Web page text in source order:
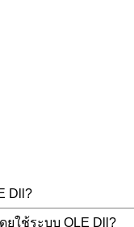
Dll?
ยใช้ระบบ OLE Dll?